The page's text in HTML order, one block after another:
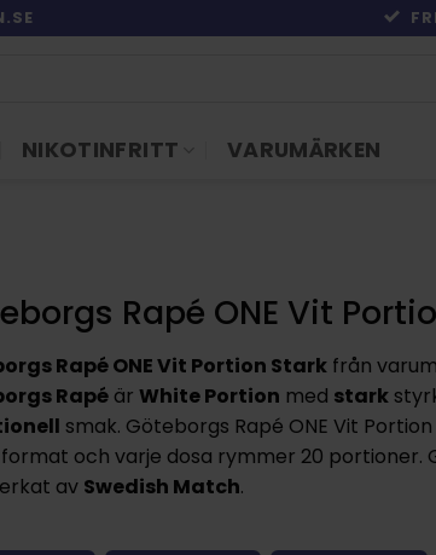
NIKOTINFRITT VARUMÄRKEN
Rapé ONE Vit
Rapé ONE Vit Portion Stark från
Rapé är White Portion med stark
smak. Göteborgs Rapé ONE Vit
format och varje dosa rymmer 20 portioner.
av Swedish Match.